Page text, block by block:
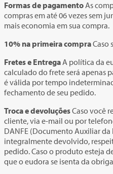
Formas de pagamento As
compras em até 06 vezes sem
mais economia em sua compra.
10% na primeira compraCaso
Fretes e Entrega A política da
calculado do frete será apenas
é válida por tempo
fechamento de seu pedido.
Troca e devoluçõesCaso você
cliente, via e-mail ou por
DANFE (Documento Auxiliar
integralmente devolvido,
pedido. Caso o produto esteja
que o eudora se isenta da